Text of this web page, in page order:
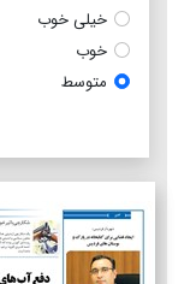
خیلی خوب
خوب
متوسط